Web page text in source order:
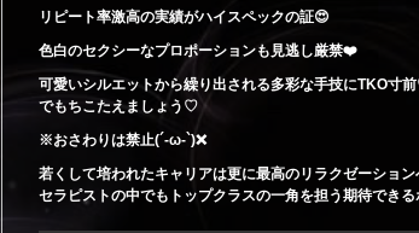
リピート率激高の実績がハイスペックの証😍
色白のセクシーなプロポーションも見逃し厳禁❤️
可愛いシルエットから繰り出される多彩な手技にTKO寸
でもちこたえましょう♡
※おさわりは禁止(´-ω-`)❌
若くして培われたキャリアは更に最高のリラクゼーショ
セラピストの中でもトップクラスの一角を担う期待でき